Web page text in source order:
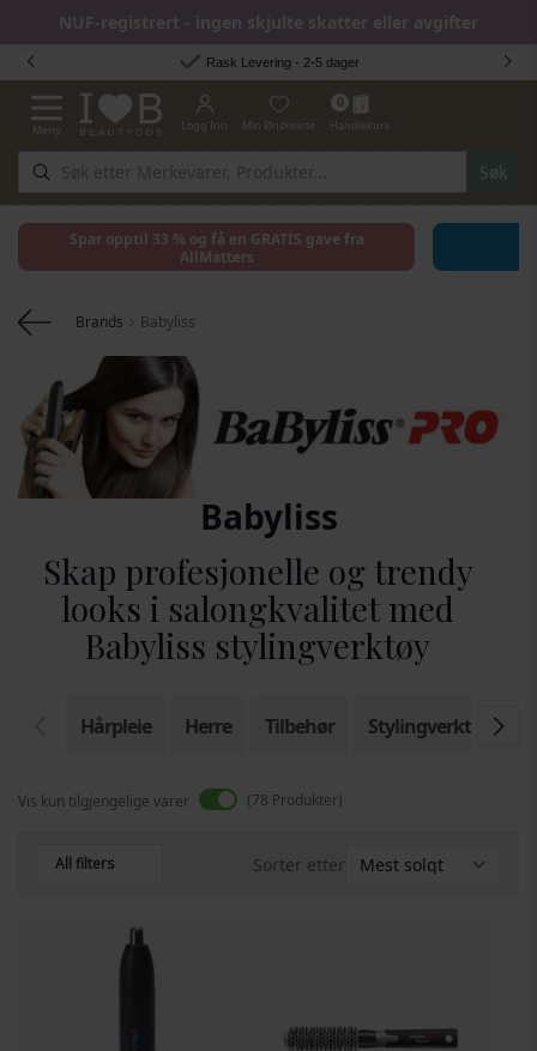
NUF-registrert - ingen skjulte skatter eller avgifter
Hopp til innhold
Rask Levering - 2-5 dager
Toggle Nav
Meny
Søk
Logg Inn Min Ønskeliste
0
Handlekurv
Spar opptil 33 % og få en GRATIS gave fra
AllMatters
Brands Babyliss
Babyliss
Skap profesjonelle og trendy
looks i salongkvalitet med
Babyliss stylingverktøy
Hårpleie Herre Tilbehør Stylingverktøy
Vis kun tilgjengelige varer 78 Produkter
All filters Sorter etter